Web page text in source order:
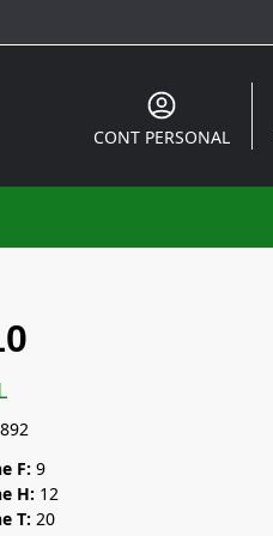
CONT PERSONAL
F: 9
H: 12
T: 20